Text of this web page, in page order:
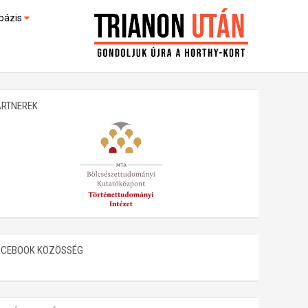
(feltöltés alatt)
KÖZÖSSÉG